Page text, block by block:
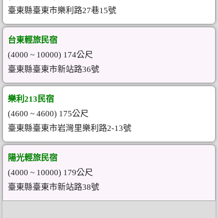
臺東縣臺東市樂利路27巷15號
台東輕旅民宿
(4000 ~ 10000) 174公尺
臺東縣臺東市新站路36號
樂利213民宿
(4600 ~ 4600) 175公尺
臺東縣臺東市岩灣里樂利路2-13號
陽光輕旅民宿
(4000 ~ 10000) 179公尺
臺東縣臺東市新站路38號